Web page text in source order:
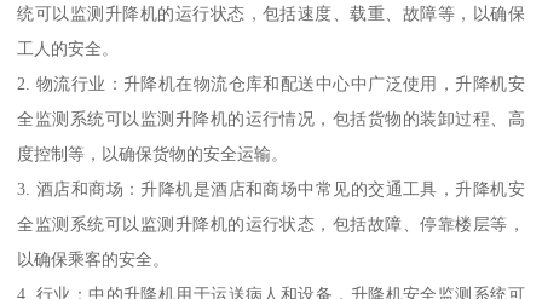
统可以监测升降机的运行状态，包括速度、载重、故障等，以确保
工人的安全。
2. 物流行业：升降机在物流仓库和配送中心中广泛使用，升降机安
全监测系统可以监测升降机的运行情况，包括货物的装卸过程、高
度控制等，以确保货物的安全运输。
3. 酒店和商场：升降机是酒店和商场中常见的交通工具，升降机安
全监测系统可以监测升降机的运行状态，包括故障、停靠楼层等，
以确保乘客的安全。
4. 行业：中的升降机用于运送病人和设备，升降机安全监测系统可